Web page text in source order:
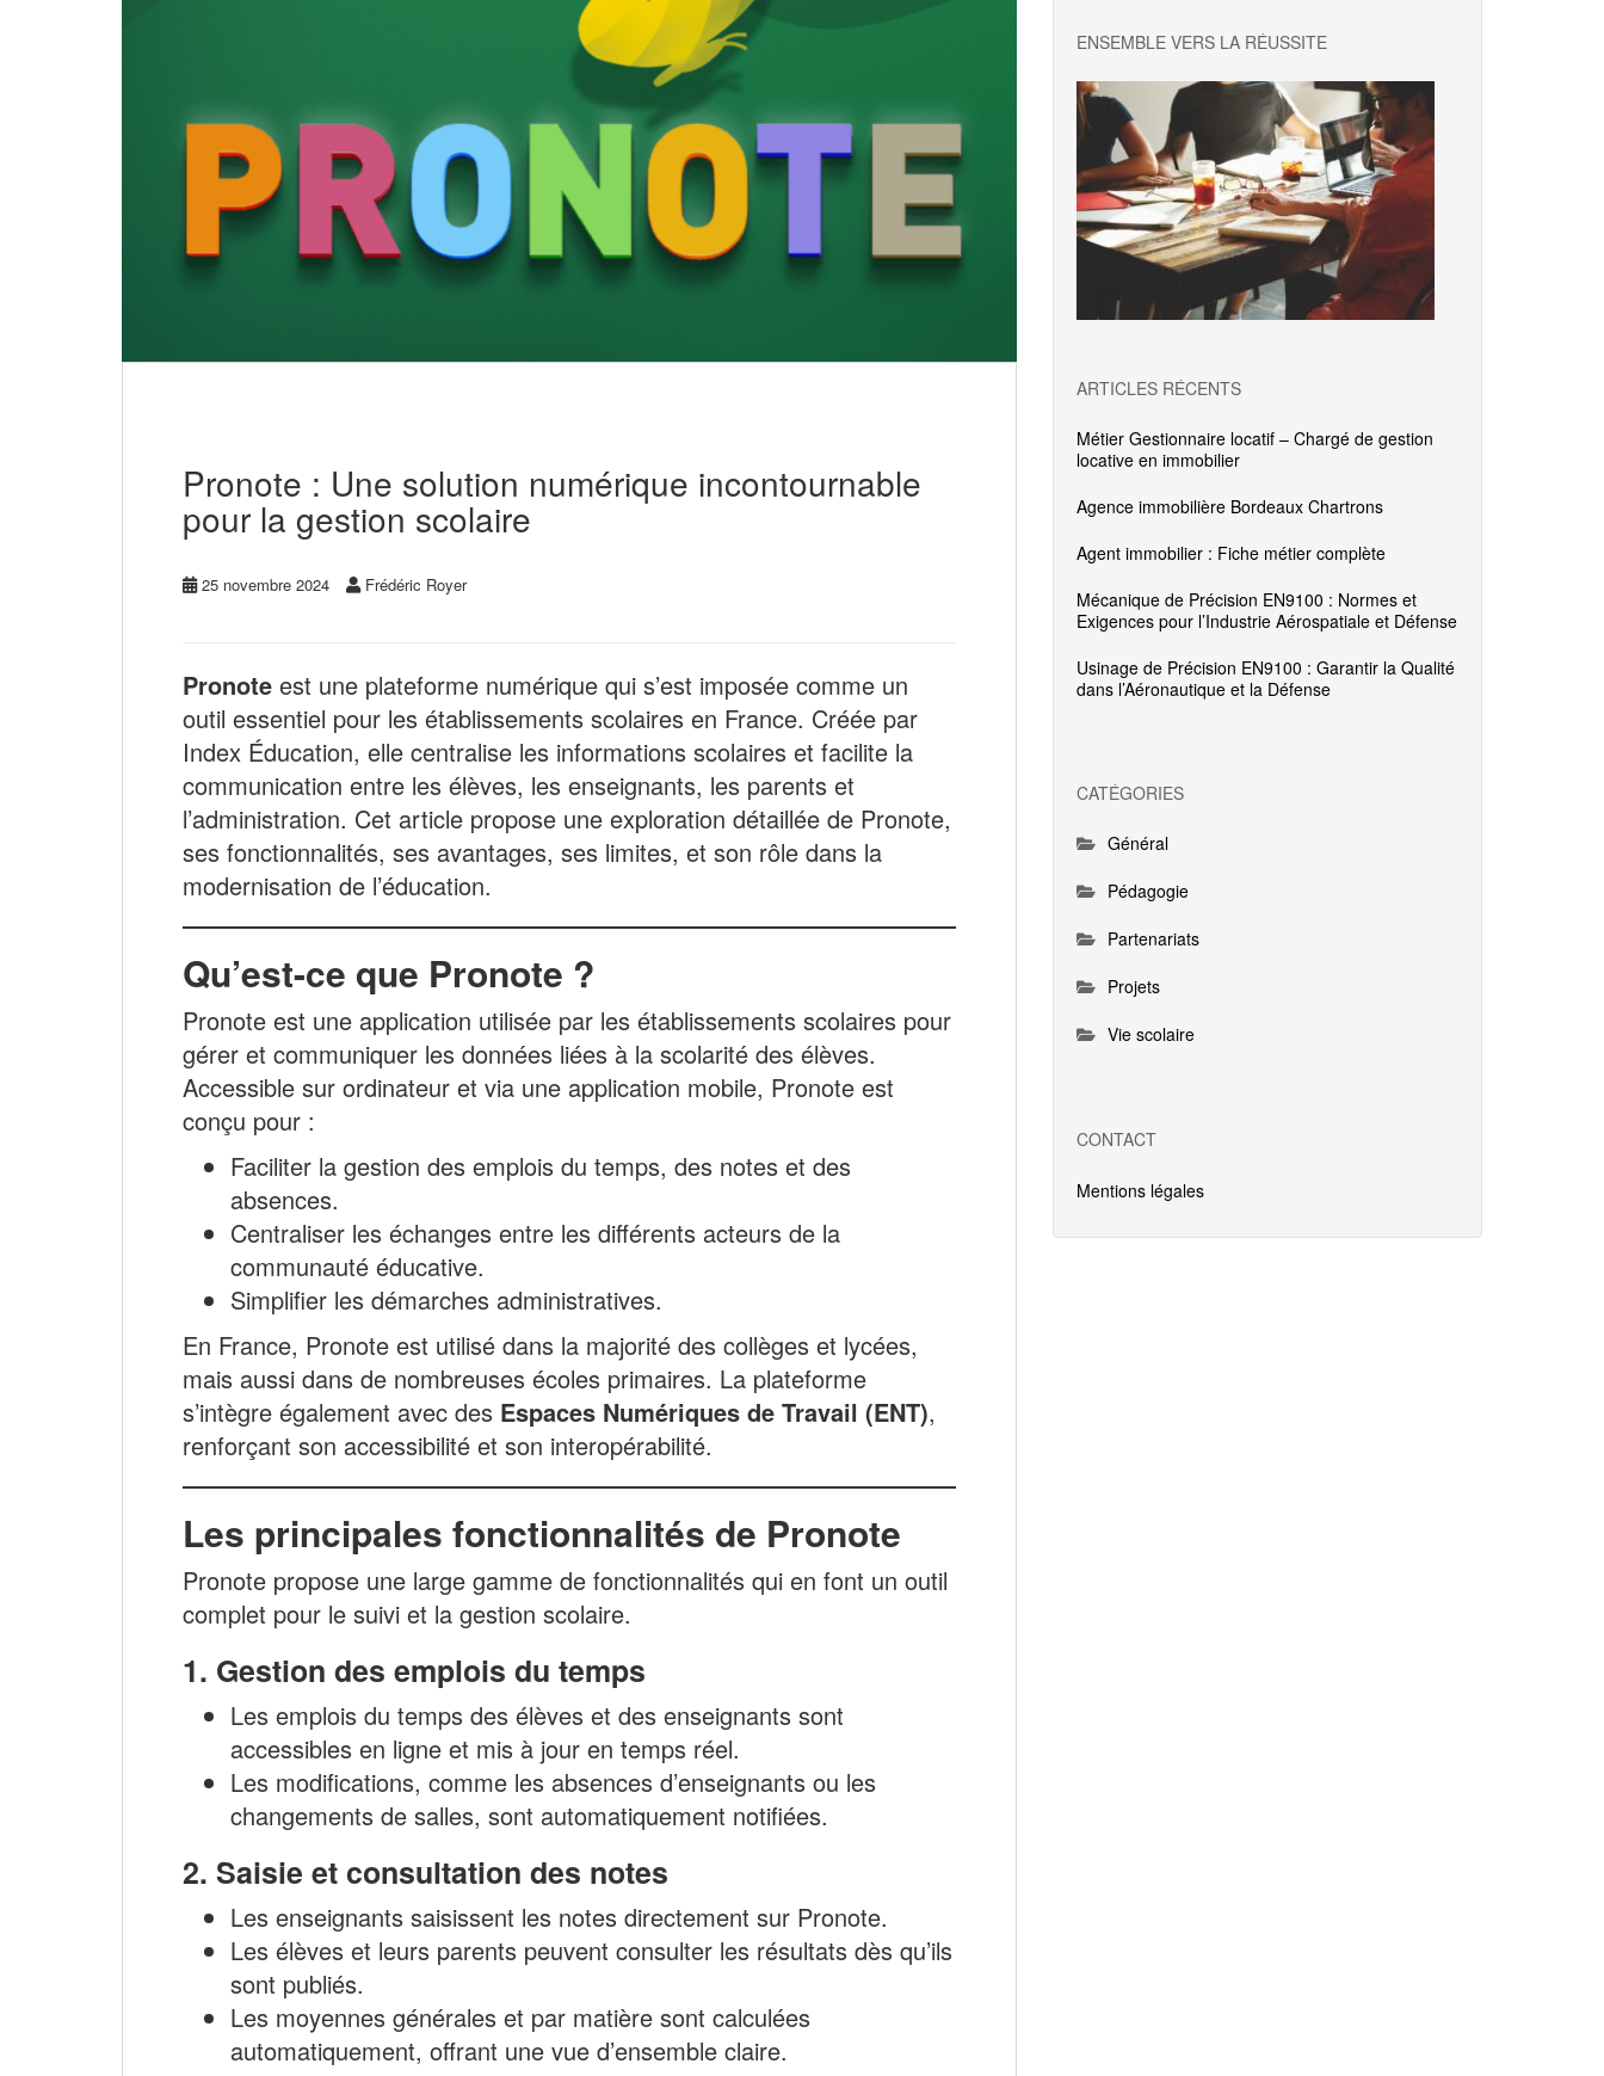
Pronote : Une solution numérique incontournable
pour la gestion scolaire
25 novembre 2024 Frédéric Royer
Pronote est une plateforme numérique qui s’est imposée comme un
outil essentiel pour les établissements scolaires en France. Créée par
Index Éducation, elle centralise les informations scolaires et facilite la
communication entre les élèves, les enseignants, les parents et
l’administration. Cet article propose une exploration détaillée de Pronote,
ses fonctionnalités, ses avantages, ses limites, et son rôle dans la
modernisation de l’éducation.
Qu’est-ce que Pronote ?
Pronote est une application utilisée par les établissements scolaires pour
gérer et communiquer les données liées à la scolarité des élèves.
Accessible sur ordinateur et via une application mobile, Pronote est
conçu pour :
Faciliter la gestion des emplois du temps, des notes et des
absences.
Centraliser les échanges entre les différents acteurs de la
communauté éducative.
Simplifier les démarches administratives.
En France, Pronote est utilisé dans la majorité des collèges et lycées,
mais aussi dans de nombreuses écoles primaires. La plateforme
s’intègre également avec des Espaces Numériques de Travail (ENT),
renforçant son accessibilité et son interopérabilité.
Les principales fonctionnalités de Pronote
Pronote propose une large gamme de fonctionnalités qui en font un outil
complet pour le suivi et la gestion scolaire.
1. Gestion des emplois du temps
Les emplois du temps des élèves et des enseignants sont
accessibles en ligne et mis à jour en temps réel.
Les modifications, comme les absences d’enseignants ou les
changements de salles, sont automatiquement notifiées.
2. Saisie et consultation des notes
Les enseignants saisissent les notes directement sur Pronote.
Les élèves et leurs parents peuvent consulter les résultats dès qu’ils
sont publiés.
Les moyennes générales et par matière sont calculées
automatiquement, offrant une vue d’ensemble claire.
ENSEMBLE VERS LA RÉUSSITE
ARTICLES RÉCENTS
Métier Gestionnaire locatif – Chargé de gestion
locative en immobilier
Agence immobilière Bordeaux Chartrons
Agent immobilier : Fiche métier complète
Mécanique de Précision EN9100 : Normes et
Exigences pour l’Industrie Aérospatiale et Défense
Usinage de Précision EN9100 : Garantir la Qualité
dans l’Aéronautique et la Défense
CATÉGORIES
Général
Pédagogie
Partenariats
Projets
Vie scolaire
CONTACT
Mentions légales